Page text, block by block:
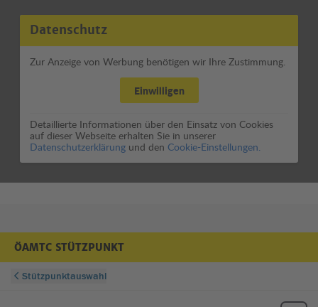
Datenschutz
Zur Anzeige von Werbung benötigen wir Ihre Zustimmung.
Einwilligen
Detaillierte Informationen über den Einsatz von Cookies
auf dieser Webseite erhalten Sie in unserer
Datenschutzerklärung und den Cookie-Einstellungen.
ÖAMTC STÜTZPUNKT